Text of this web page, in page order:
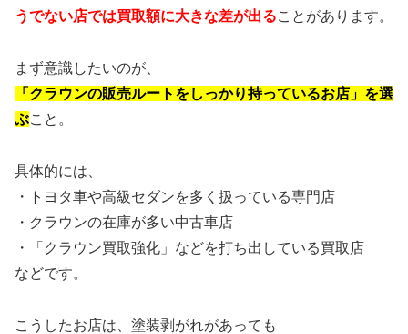
うでない店では買取額に大きな差が出ることがあります。
まず意識したいのが、
「クラウンの販売ルートをしっかり持っているお店」を選
ぶこと。
具体的には、
・トヨタ車や高級セダンを多く扱っている専門店
・クラウンの在庫が多い中古車店
・「クラウン買取強化」などを打ち出している買取店
などです。
こうしたお店は、塗装剥がれがあっても